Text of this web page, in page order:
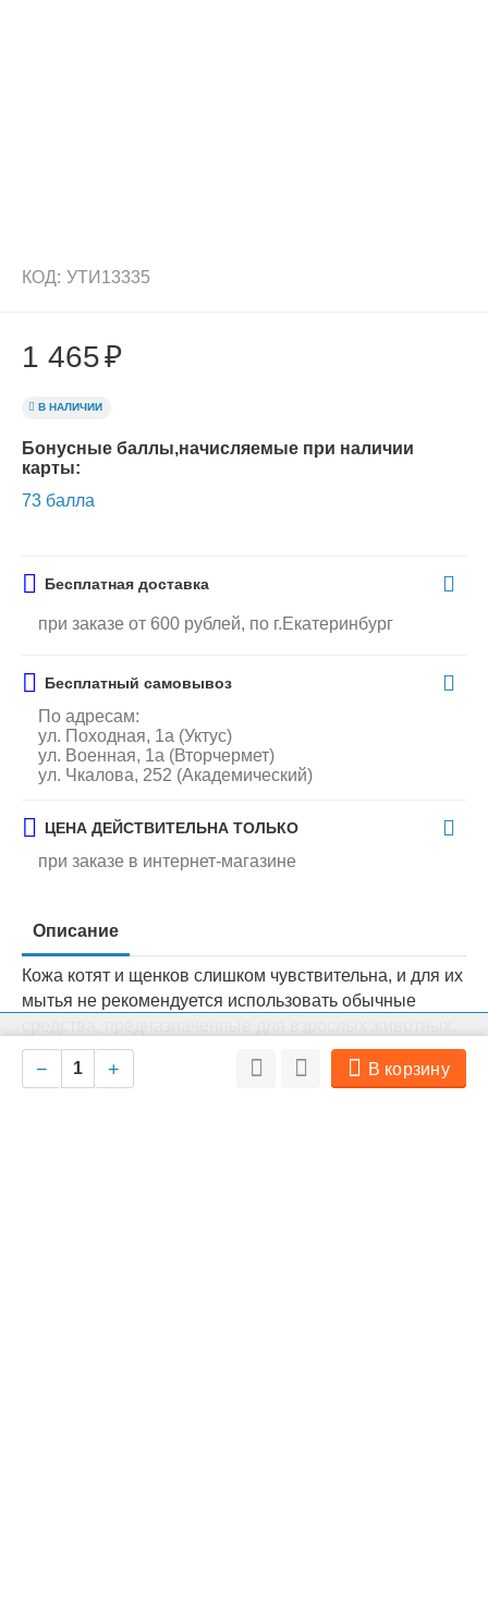
КОД: УТИ13335
1 465₽
В НАЛИЧИИ
Бонусные баллы,начисляемые при наличии
карты:
73 балла
+
− В корзину
Бесплатная доставка
при заказе от 600 рублей, по г.Екатеринбург
Бесплатный самовывоз
По адресам:
ул. Походная, 1а (Уктус)
ул. Военная, 1а (Вторчермет)
ул. Чкалова, 252 (Академический)
ЦЕНА ДЕЙСТВИТЕЛЬНА ТОЛЬКО
при заказе в интернет-магазине
Описание
Кожа котят и щенков слишком чувствительна, и для их
мытья не рекомендуется использовать обычные
Espree мягкий гипоаллергенный шампунь, который
очищает шерсть и бережно ухаживает за нежной
технического характера. Совершая любые действия на сайте, вы
соглашаетесь с политикой обработки персональных данных
Ок